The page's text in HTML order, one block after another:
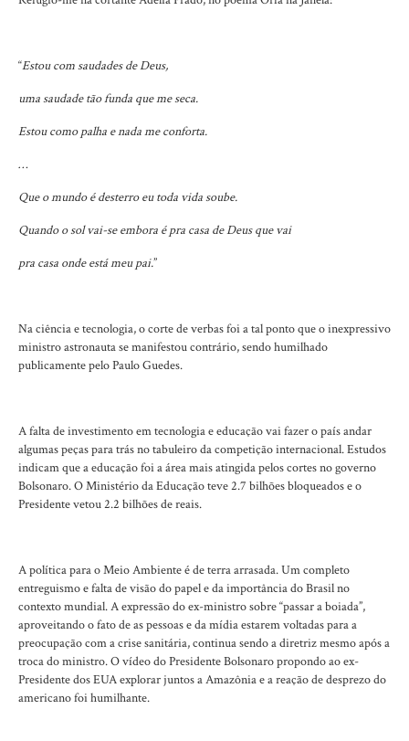
“Estou com saudades de Deus,
uma saudade tão funda que me seca.
Estou como palha e nada me conforta.
…
Que o mundo é desterro eu toda vida soube.
Quando o sol vai-se embora é pra casa de Deus que vai
pra casa onde está meu pai.”
Na ciência e tecnologia, o corte de verbas foi a tal ponto que o inexpressivo
ministro astronauta se manifestou contrário, sendo humilhado
publicamente pelo Paulo Guedes.
A falta de investimento em tecnologia e educação vai fazer o país andar
algumas peças para trás no tabuleiro da competição internacional. Estudos
indicam que a educação foi a área mais atingida pelos cortes no governo
Bolsonaro. O Ministério da Educação teve 2.7 bilhões bloqueados e o
Presidente vetou 2.2 bilhões de reais.
A política para o Meio Ambiente é de terra arrasada. Um completo
entreguismo e falta de visão do papel e da importância do Brasil no
contexto mundial. A expressão do ex-ministro sobre “passar a boiada”,
aproveitando o fato de as pessoas e da mídia estarem voltadas para a
preocupação com a crise sanitária, continua sendo a diretriz mesmo após a
troca do ministro. O vídeo do Presidente Bolsonaro propondo ao ex-
Presidente dos EUA explorar juntos a Amazônia e a reação de desprezo do
americano foi humilhante.